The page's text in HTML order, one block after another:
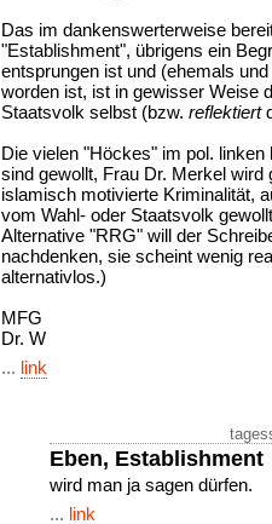
Das im dankenswerterweise
"Establishment", übrigens ein
entsprungen ist und (ehemals
worden ist, ist in gewisser Weise
Staatsvolk selbst (bzw. reflektiert
Die vielen "Höckes" im pol.
sind gewollt, Frau Dr. Merkel
islamisch motivierte Kriminalität,
vom Wahl- oder Staatsvolk
Alternative "RRG" will der
nachdenken, sie scheint wenig
alternativlos.)
MFG
Dr. W
... link
Eben, Establishment
wird man ja sagen dürfen.
... link